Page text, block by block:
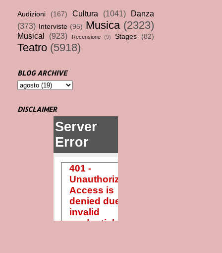
Audizioni (167) Cultura (1041)
Danza
(373)
Interviste (95) Musica (2323)
Musical (923) Recensione (9) Stages (82)
Teatro (5918)
BLOG ARCHIVE
DISCLAIMER